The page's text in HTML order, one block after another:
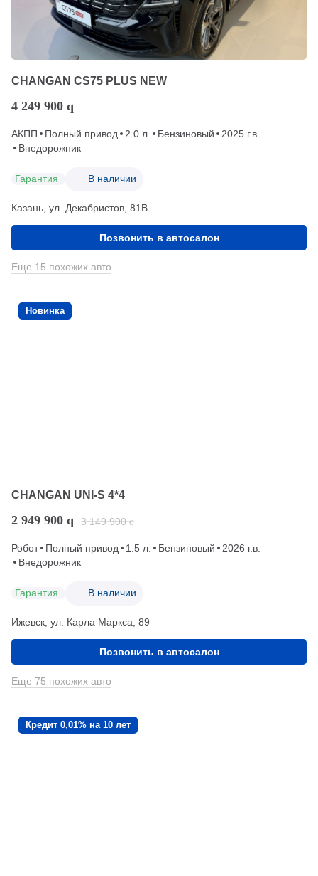
CHANGAN CS75 PLUS NEW
4 249 900 q
АКПП Полный привод 2.0 л. Бензиновый
2025 г.в.
Внедорожник
Гарантия В наличии
Казань, ул. Декабристов, 81В
Позвонить в автосалон
Еще 15 похожих авто
Новинка
CHANGAN UNI-S 4*4
2 949 900 q 3 149 900 q
Робот Полный привод 1.5 л. Бензиновый
2026 г.в.
Внедорожник
Гарантия В наличии
Ижевск, ул. Карла Маркса, 89
Позвонить в автосалон
Еще 75 похожих авто
Кредит 0,01% на 10 лет